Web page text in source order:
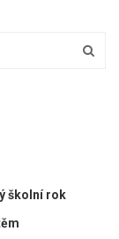
školní rok